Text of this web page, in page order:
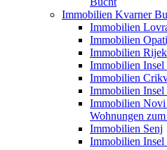
Immobilien Kvarner
Immobilien
Immobilien
Immobilien
Immobilien
Immobilien
Immobilien
Immobilien
Wohnungen
Immobilien Senj
Immobilien Insel